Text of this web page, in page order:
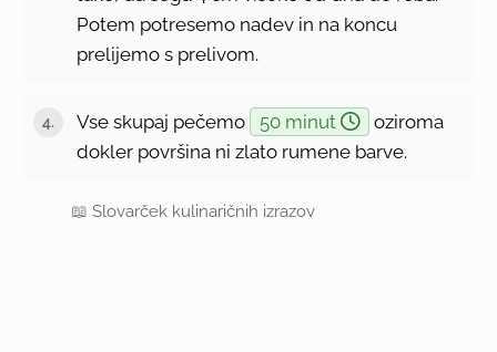
Potem potresemo nadev in na koncu
prelijemo s prelivom.
Vse skupaj pečemo 50 minut
oziroma
dokler površina ni zlato rumene barve.
📖Slovarček kulinaričnih izrazov